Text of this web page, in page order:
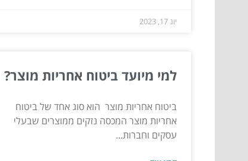
יונ 17, 2023
למי מיועד ביטוח אחריות מוצר?
ביטוח אחריות מוצר הוא סוג אחד של ביטוח
אחריות מוצר המכסה נזקים ממוצרים שבעלי
עסקים וחברות...